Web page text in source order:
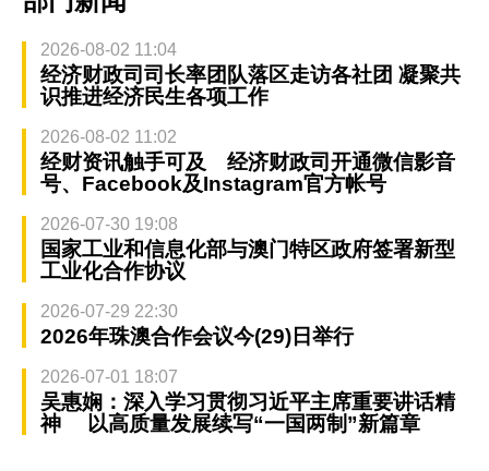
2026-08-02 11:04
经济财政司司长率团队落区走访各社团 凝聚共
识推进经济民生各项工作
2026-08-02 11:02
经财资讯触手可及 经济财政司开通微信影音
号、Facebook及Instagram官方帐号
2026-07-30 19:08
国家工业和信息化部与澳门特区政府签署新型
工业化合作协议
2026-07-29 22:30
2026年珠澳合作会议今(29)日举行
2026-07-01 18:07
吴惠娴：深入学习贯彻习近平主席重要讲话精
神 以高质量发展续写“一国两制”新篇章